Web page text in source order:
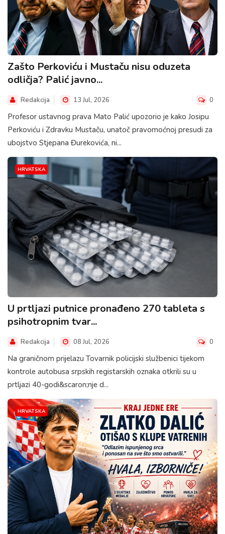
Zašto Perkoviću i Mustaču nisu oduzeta
odličja? Palić javno...
Redakcija 13 Jul, 2026 0
Profesor ustavnog prava Mato Palić upozorio je kako Josipu
Perkoviću i Zdravku Mustaču, unatoč pravomoćnoj presudi za
ubojstvo Stjepana Đurekovića, ni...
HRVATSKA
U prtljazi putnice pronađeno 270 tableta s
psihotropnim tvar...
Redakcija 08 Jul, 2026 0
Na graničnom prijelazu Tovarnik policijski službenici tijekom
kontrole autobusa srpskih registarskih oznaka otkrili su u
prtljazi 40-godi&scaron;nje d...
HRVATSKA